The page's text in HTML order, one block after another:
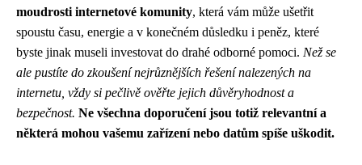
moudrosti internetové komunity, která vám může ušetřit
spoustu času, energie a v konečném důsledku i peněz, které
byste jinak museli investovat do drahé odborné pomoci. Než se
ale pustíte do zkoušení nejrůznějších řešení nalezených na
internetu, vždy si pečlivě ověřte jejich důvěryhodnost a
bezpečnost. Ne všechna doporučení jsou totiž relevantní a
některá mohou vašemu zařízení nebo datům spíše uškodit.